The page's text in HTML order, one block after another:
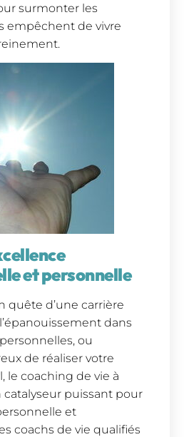
surmonter les
empêchent de vivre
et personnelle
quête d’une carrière
dans
ou
de réaliser votre
le coaching de vie à
catalyseur puissant pour
et
coachs de vie qualifiés